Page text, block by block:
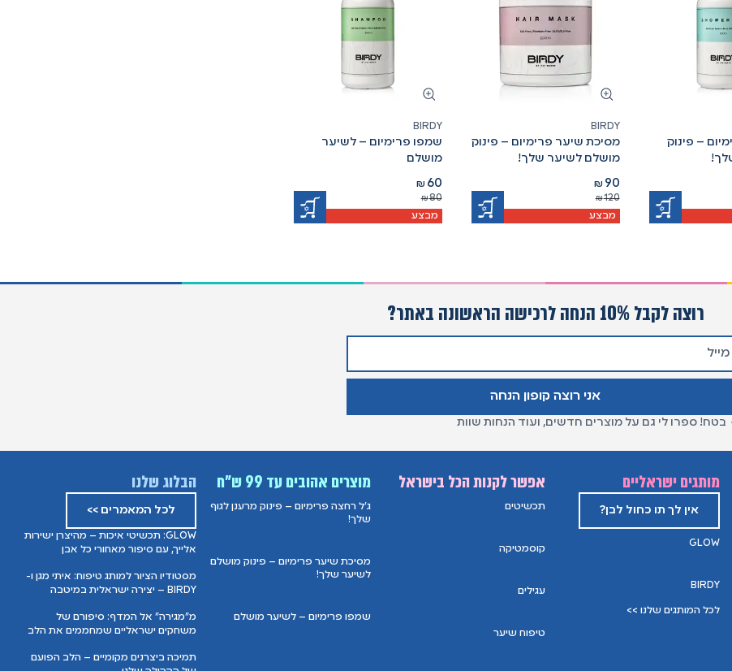
– פינוק
BIRDY
מסיכת שיער פרימיום – פינוק
מושלם לשיער שלך!
₪120
₪ 90
מבצע
BIRDY
שמפו פרימיום – לשיער
מושלם
₪80
₪ 60
מבצע
רוצה לקבל 10% הנחה לרכישה הראשונה באתר?
אני רוצה קופון הנחה
בטח! ספרו לי גם על מוצרים חדשים, ועוד הנחות שוות
מותגים ישראליים
אין לך תו כחול לבן?
GLOW
BIRDY
לכל המותגים שלנו >>
אפשר לקנות הכל בישראל
תכשיטים
קוסמטיקה
עגילים
טיפוח שיער
מוצרים אהובים עד 99 ש”ח
ג'ל רחצה פרימיום – פינוק מרענן לגוף
שלך!
מסיכת שיער פרימיום – פינוק מושלם
לשיער שלך!
שמפו פרימיום – לשיער מושלם
הבלוג שלנו
לכל המאמרים >>
GLOW: תכשיטי איכות – מהיצרן ישירות
אלייך, עם סיפור מאחורי כל אבן
מסטודיו הציור למותג טיפוח: איתי מגן ו-
BIRDY – יצירה ישראלית במיטבה
מ"מגירה" אל המדף: סיפורם של
משחקים ישראליים שמחממים את הלב
תמיכה ביצרנים מקומיים – הלב הפועם